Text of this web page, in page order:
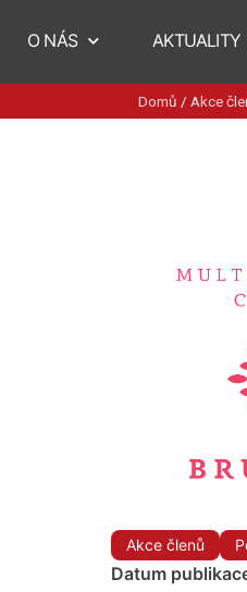
O NÁS AKTUALITY
Domů / Akce
Akce členů
Datum